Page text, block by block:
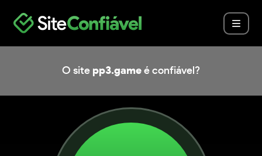
O site pp3.game é confiável?